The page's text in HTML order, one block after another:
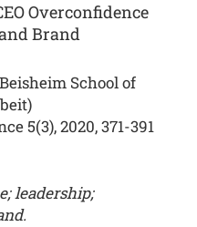
Overconfidence
Brand
School of
5(3), 2020, 371-391
leadership;